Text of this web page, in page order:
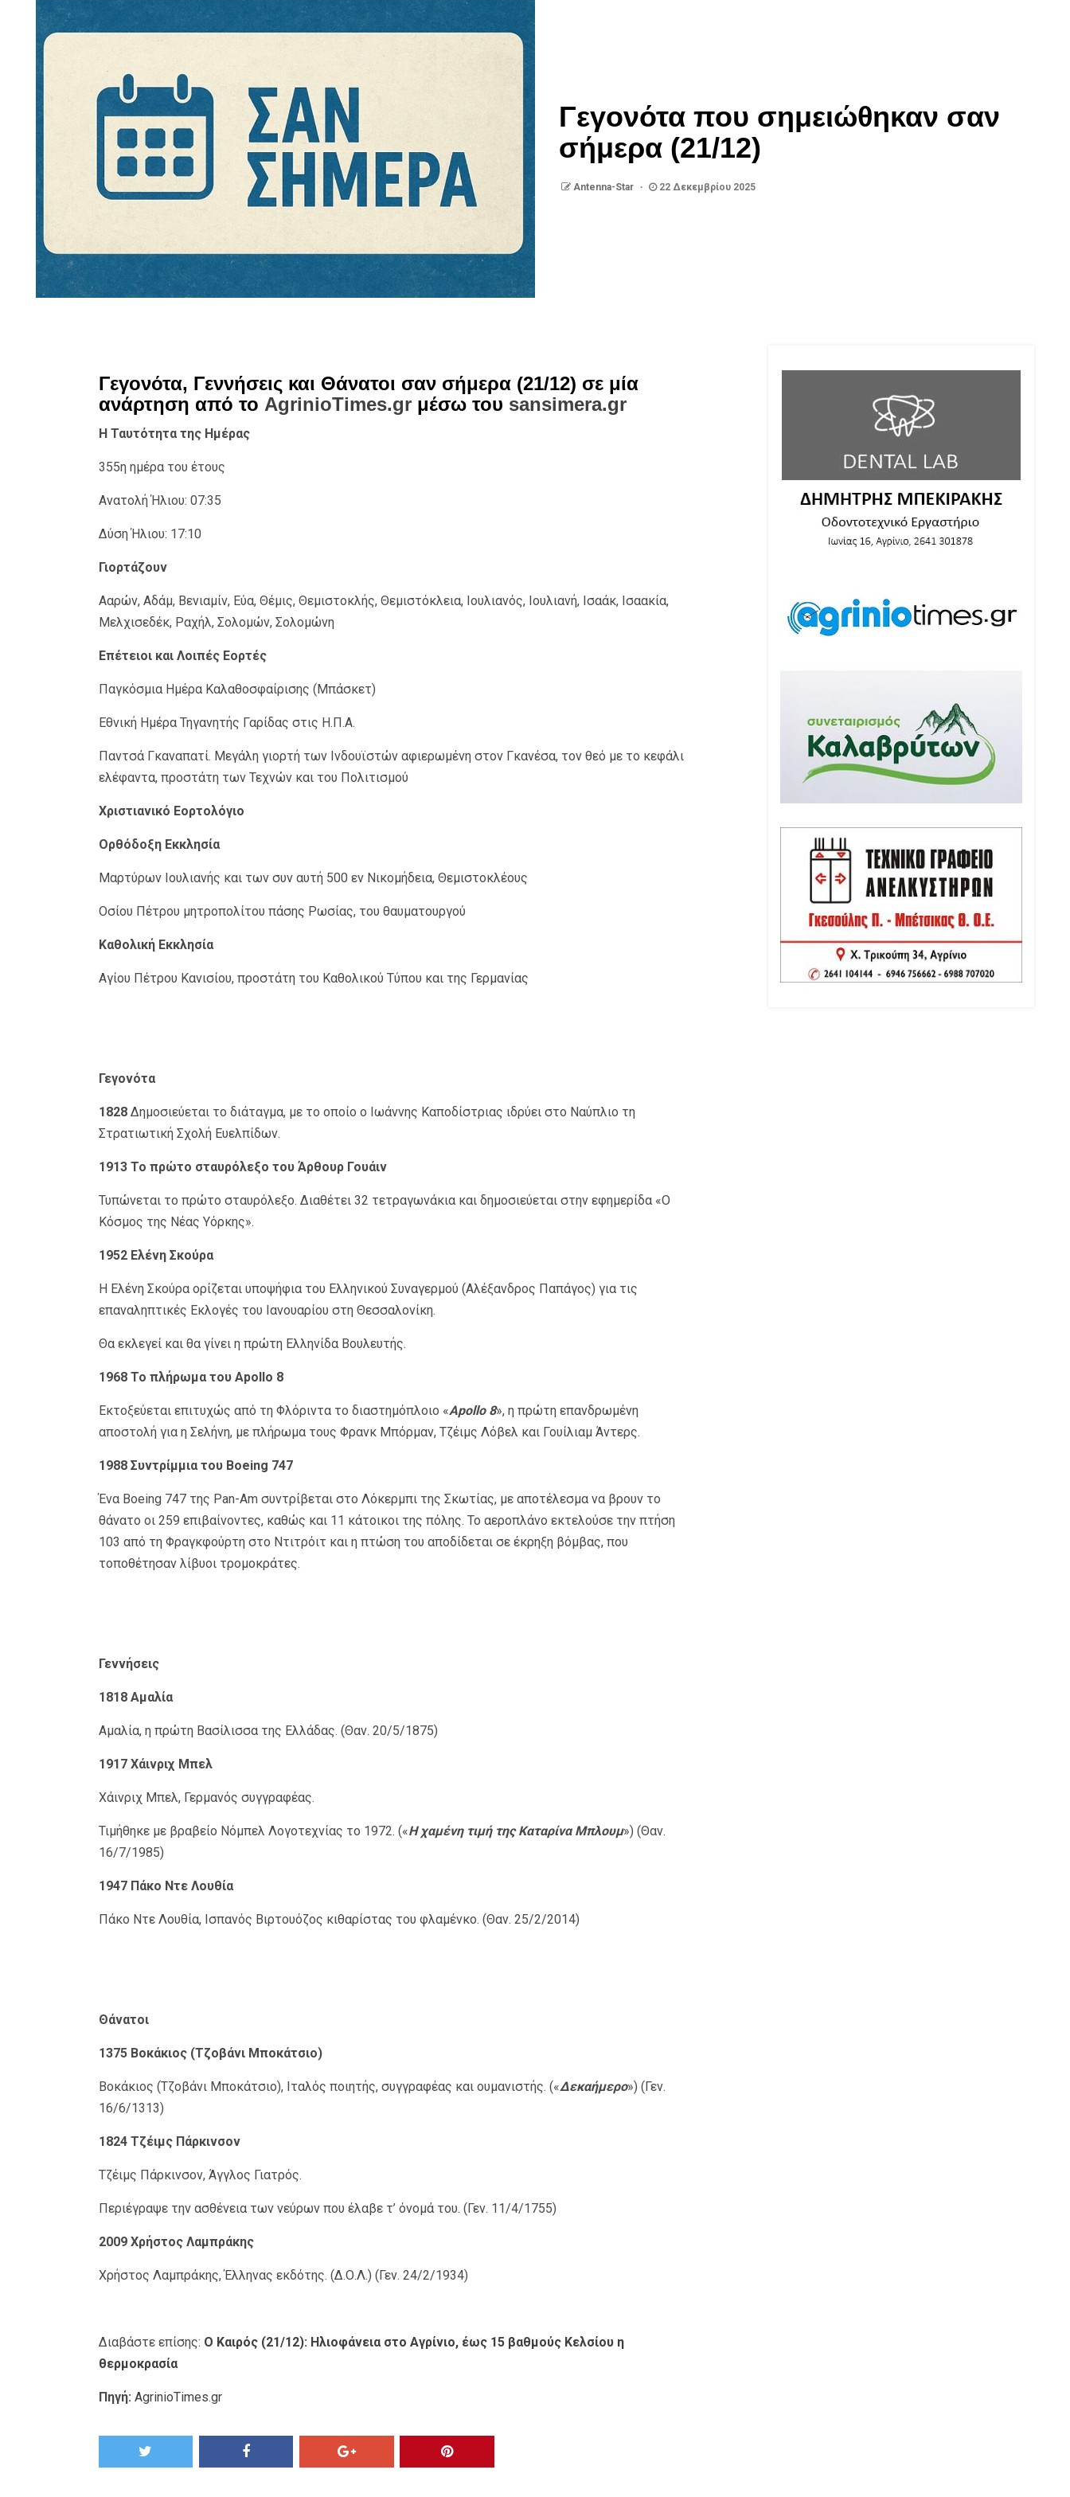
Γεγονότα που σημειώθηκαν σαν
σήμερα (21/12)
Antenna-Star 22 Δεκεμβρίου 2025
Γεγονότα, Γεννήσεις και Θάνατοι σαν σήμερα (21/12) σε μία
ανάρτηση από το AgrinioTimes.grμέσω του sansimera.gr
Η Ταυτότητα της Ημέρας
355η ημέρα του έτους
Ανατολή Ήλιου: 07:35
Δύση Ήλιου: 17:10
Γιορτάζουν
Ααρών, Αδάμ, Βενιαμίν, Εύα, Θέμις, Θεμιστοκλής, Θεμιστόκλεια, Ιουλιανός, Ιουλιανή, Ισαάκ, Ισαακία,
Μελχισεδέκ, Ραχήλ, Σολομών, Σολομώνη
Επέτειοι και Λοιπές Εορτές
Παγκόσμια Ημέρα Καλαθοσφαίρισης (Μπάσκετ)
Εθνική Ημέρα Τηγανητής Γαρίδας στις Η.Π.Α.
Παντσά Γκαναπατί. Μεγάλη γιορτή των Ινδουϊστών αφιερωμένη στον Γκανέσα, τον θεό με το κεφάλι
ελέφαντα, προστάτη των Τεχνών και του Πολιτισμού
Χριστιανικό Εορτολόγιο
Ορθόδοξη Εκκλησία
Μαρτύρων Ιουλιανής και των συν αυτή 500 εν Νικομήδεια, Θεμιστοκλέους
Οσίου Πέτρου μητροπολίτου πάσης Ρωσίας, του θαυματουργού
Καθολική Εκκλησία
Αγίου Πέτρου Κανισίου, προστάτη του Καθολικού Τύπου και της Γερμανίας
Γεγονότα
1828Δημοσιεύεται το διάταγμα, με το οποίο ο Ιωάννης Καποδίστριας ιδρύει στο Ναύπλιο τη
Στρατιωτική Σχολή Ευελπίδων.
1913 Το πρώτο σταυρόλεξο του Άρθουρ Γουάιν
Τυπώνεται το πρώτο σταυρόλεξο. Διαθέτει 32 τετραγωνάκια και δημοσιεύεται στην εφημερίδα «Ο
Κόσμος της Νέας Υόρκης».
1952 Ελένη Σκούρα
Η Ελένη Σκούρα ορίζεται υποψήφια του Ελληνικού Συναγερμού (Αλέξανδρος Παπάγος) για τις
επαναληπτικές Εκλογές του Ιανουαρίου στη Θεσσαλονίκη.
Θα εκλεγεί και θα γίνει η πρώτη Ελληνίδα Βουλευτής.
1968 Το πλήρωμα του Apollo 8
Εκτοξεύεται επιτυχώς από τη Φλόριντα το διαστημόπλοιο «Apollo 8», η πρώτη επανδρωμένη
αποστολή για η Σελήνη, με πλήρωμα τους Φρανκ Μπόρμαν, Τζέιμς Λόβελ και Γουίλιαμ Άντερς.
1988 Συντρίμμια του Boeing 747
Ένα Boeing 747 της Pan-Am συντρίβεται στο Λόκερμπι της Σκωτίας, με αποτέλεσμα να βρουν το
θάνατο οι 259 επιβαίνοντες, καθώς και 11 κάτοικοι της πόλης. Το αεροπλάνο εκτελούσε την πτήση
103 από τη Φραγκφούρτη στο Ντιτρόιτ και η πτώση του αποδίδεται σε έκρηξη βόμβας, που
τοποθέτησαν λίβυοι τρομοκράτες.
Γεννήσεις
1818 Αμαλία
Αμαλία, η πρώτη Βασίλισσα της Ελλάδας. (Θαν. 20/5/1875)
1917 Χάινριχ Μπελ
Χάινριχ Μπελ, Γερμανός συγγραφέας.
Τιμήθηκε με βραβείο Νόμπελ Λογοτεχνίας το 1972. («Η χαμένη τιμή της Καταρίνα Μπλουμ») (Θαν.
16/7/1985)
1947 Πάκο Ντε Λουθία
Πάκο Ντε Λουθία, Ισπανός Βιρτουόζος κιθαρίστας του φλαμένκο. (Θαν. 25/2/2014)
Θάνατοι
1375 Βοκάκιος (Τζοβάνι Μποκάτσιο)
Βοκάκιος (Τζοβάνι Μποκάτσιο), Ιταλός ποιητής, συγγραφέας και ουμανιστής. («Δεκαήμερο») (Γεν.
16/6/1313)
1824 Τζέιμς Πάρκινσον
Τζέιμς Πάρκινσον, Άγγλος Γιατρός.
Περιέγραψε την ασθένεια των νεύρων που έλαβε τ’ όνομά του. (Γεν. 11/4/1755)
2009 Χρήστος Λαμπράκης
Χρήστος Λαμπράκης, Έλληνας εκδότης. (Δ.Ο.Λ.) (Γεν. 24/2/1934)
Διαβάστε επίσης: Ο Καιρός (21/12): Ηλιοφάνεια στο Αγρίνιο, έως 15 βαθμούς Κελσίου η
θερμοκρασία
Πηγή: AgrinioTimes.gr